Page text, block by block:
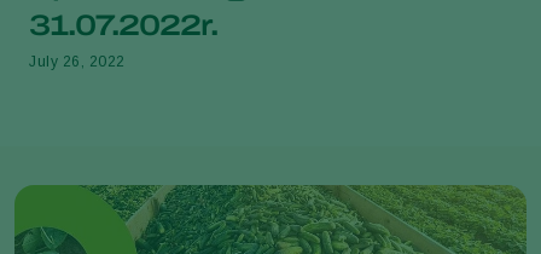
31.07.2022r.
July 26, 2022